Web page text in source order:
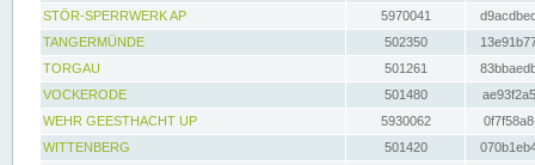
STÖR-SPERRWERK AP 5970041
TANGERMÜNDE
502350
TORGAU
501261
VOCKERODE
501480
WEHR GEESTHACHT UP
5930062
WITTENBERG
501420